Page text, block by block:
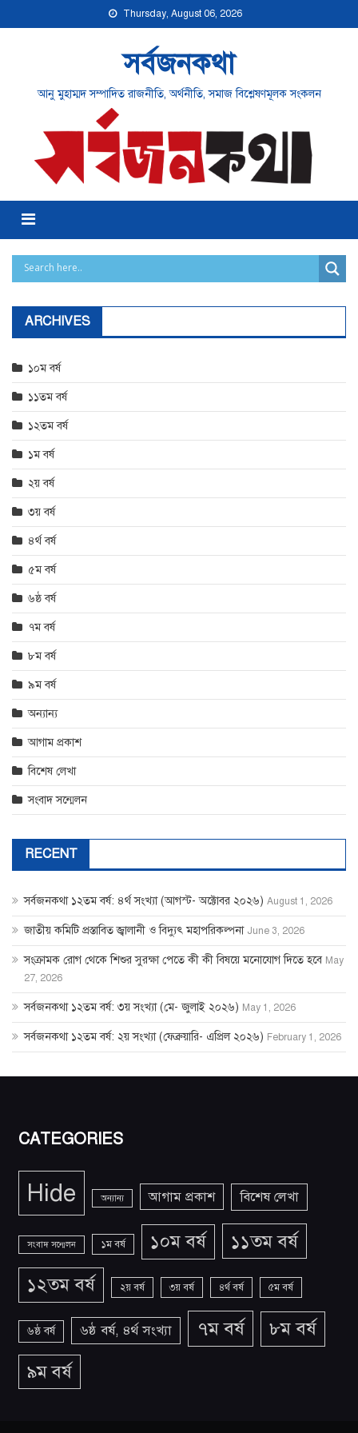
to
Thursday, August 06, 2026
সর্বজনকথা
আনু মুহাম্মদ সম্পাদিত রাজনীতি, অর্থনীতি, সমাজ বিশ্লেষণমূলক সংকলন
Menu
ARCHIVES
১০ম বর্ষ
১১তম বর্ষ
১২তম বর্ষ
১ম বর্ষ
২য় বর্ষ
৩য় বর্ষ
৪র্থ বর্ষ
৫ম বর্ষ
৬ষ্ঠ বর্ষ
৭ম বর্ষ
৮ম বর্ষ
৯ম বর্ষ
অন্যান্য
আগাম প্রকাশ
বিশেষ লেখা
সংবাদ সন্মেলন
RECENT
সর্বজনকথা ১২তম বর্ষ: ৪র্থ সংখ্যা (আগস্ট- অক্টোবর ২০২৬) August 1, 2026
জাতীয় কমিটি প্রস্তাবিত জ্বালানী ও বিদ্যুৎ মহাপরিকল্পনা June 3, 2026
সংক্রামক রোগ থেকে শিশুর সুরক্ষা পেতে কী কী বিষয়ে মনোযোগ দিতে হবে May
27, 2026
সর্বজনকথা ১২তম বর্ষ: ৩য় সংখ্যা (মে- জুলাই ২০২৬) May 1, 2026
সর্বজনকথা ১২তম বর্ষ: ২য় সংখ্যা (ফেব্রুয়ারি- এপ্রিল ২০২৬) February 1, 2026
CATEGORIES
Hide অন্যান্য আগাম প্রকাশ বিশেষ লেখা
সংবাদ সন্মেলন ১ম বর্ষ ১০ম বর্ষ ১১তম বর্ষ
১২তম বর্ষ ২য় বর্ষ ৩য় বর্ষ ৪র্থ বর্ষ ৫ম বর্ষ
৬ষ্ঠ বর্ষ ৬ষ্ঠ বর্ষ, ৪র্থ সংখ্যা ৭ম বর্ষ
৮ম বর্ষ
৯ম বর্ষ